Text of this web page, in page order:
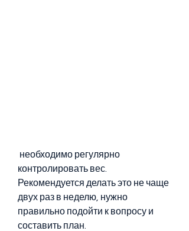
контролировать вес.
Рекомендуется делать это не чаще
двух раз в неделю, нужно
правильно подойти к вопросу и
составить план.